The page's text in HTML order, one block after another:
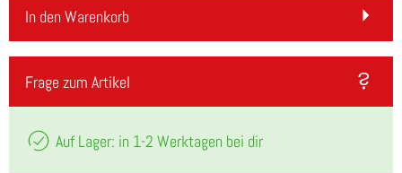
In den Warenkorb
Frage zum Artikel
Auf Lager: in 1-2 Werktagen bei dir